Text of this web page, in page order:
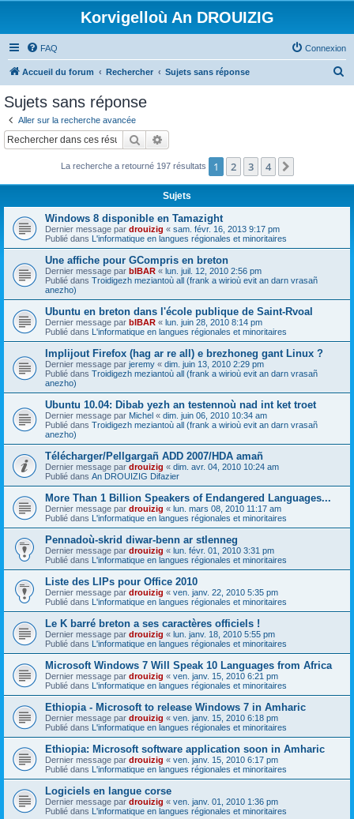
Korvigelloù An DROUIZIG
FAQ Connexion
Accueil du forum Rechercher Sujets sans réponse
c
Sujets sans réponse
Aller sur la recherche avancée
Rechercher
La recherche a retourné 197 résultats 1 2 3 4
Sujets
Windows 8 disponible en Tamazight
Dernier message par drouizig « sam. févr. 16, 2013 9:17 pm
Publié dans L'informatique en langues régionales et minoritaires
Une affiche pour GCompris en breton
Dernier message par bIBAR « lun. juil. 12, 2010 2:56 pm
Publié dans Troidigezh meziantoù all (frank a wirioù evit an darn vrasañ
anezho)
Ubuntu en breton dans l'école publique de Saint-Rvoal
Dernier message par bIBAR « lun. juin 28, 2010 8:14 pm
Publié dans L'informatique en langues régionales et minoritaires
Implijout Firefox (hag ar re all) e brezhoneg gant Linux ?
Dernier message par jeremy « dim. juin 13, 2010 2:29 pm
Publié dans Troidigezh meziantoù all (frank a wirioù evit an darn vrasañ
anezho)
Ubuntu 10.04: Dibab yezh an testennoù nad int ket troet
Dernier message par Michel « dim. juin 06, 2010 10:34 am
Publié dans Troidigezh meziantoù all (frank a wirioù evit an darn vrasañ
anezho)
Télécharger/Pellgargañ ADD 2007/HDA amañ
Dernier message par drouizig « dim. avr. 04, 2010 10:24 am
Publié dans An DROUIZIG Difazier
More Than 1 Billion Speakers of Endangered Languages...
Dernier message par drouizig « lun. mars 08, 2010 11:17 am
Publié dans L'informatique en langues régionales et minoritaires
Pennadoù-skrid diwar-benn ar stlenneg
Dernier message par drouizig « lun. févr. 01, 2010 3:31 pm
Publié dans L'informatique en langues régionales et minoritaires
Liste des LIPs pour Office 2010
Dernier message par drouizig « ven. janv. 22, 2010 5:35 pm
Publié dans L'informatique en langues régionales et minoritaires
Le K barré breton a ses caractères officiels !
Dernier message par drouizig « lun. janv. 18, 2010 5:55 pm
Publié dans L'informatique en langues régionales et minoritaires
Microsoft Windows 7 Will Speak 10 Languages from Africa
Dernier message par drouizig « ven. janv. 15, 2010 6:21 pm
Publié dans L'informatique en langues régionales et minoritaires
Ethiopia - Microsoft to release Windows 7 in Amharic
Dernier message par drouizig « ven. janv. 15, 2010 6:18 pm
Publié dans L'informatique en langues régionales et minoritaires
Ethiopia: Microsoft software application soon in Amharic
Dernier message par drouizig « ven. janv. 15, 2010 6:17 pm
Publié dans L'informatique en langues régionales et minoritaires
Logiciels en langue corse
Dernier message par drouizig « ven. janv. 01, 2010 1:36 pm
Publié dans L'informatique en langues régionales et minoritaires